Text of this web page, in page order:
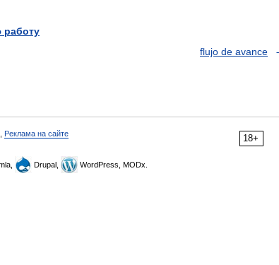
flujo de avance
18+
Реклама на сайте
Drupal, WordPress, MODx.